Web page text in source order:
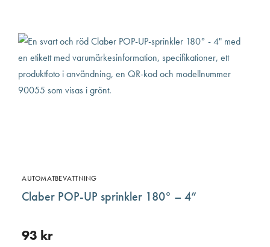
AUTOMATBEVATTNING
Claber POP-UP sprinkler 180° – 4”
93 kr